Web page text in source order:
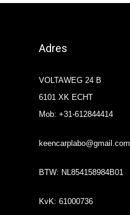
Adres
VOLTAWEG 24 B
6101 XK ECHT
Mob: +31-612844414
keencarplabo@gmail.com
BTW: NL854158984B01
KvK: 61000736